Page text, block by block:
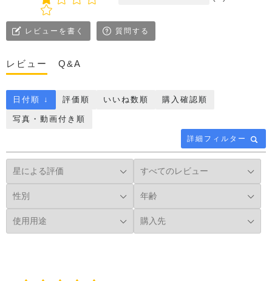
レビューを書く 質問する
レビュー Q&A
詳細フィルター
日付順 ↓ 評価順 いいね数順 購入確認順
写真・動画付き順